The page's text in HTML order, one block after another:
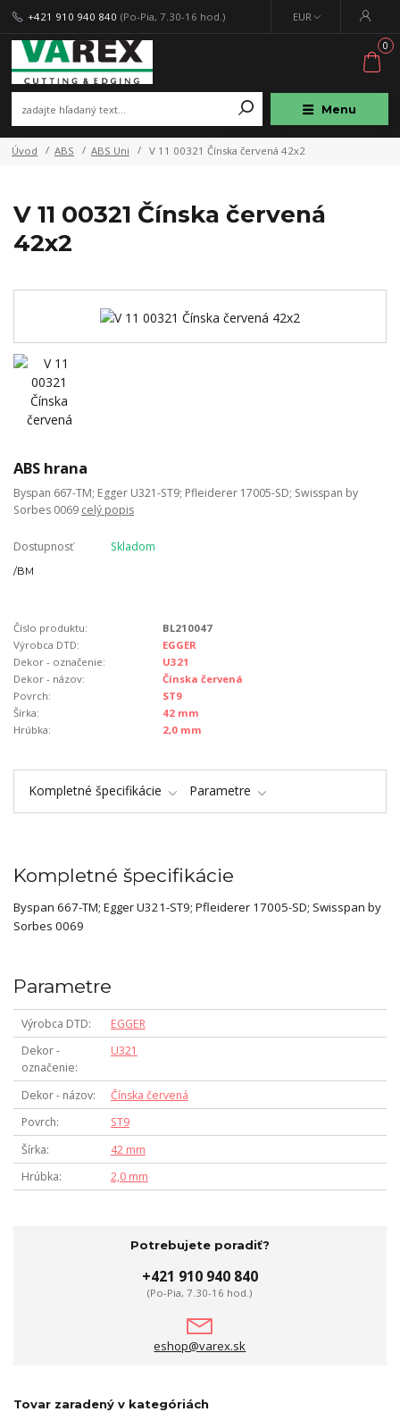
Menu
EUR
+421 910 940 840 (Po-Pia, 7.30-16 hod.)
0
Úvod ABS ABS Uni V 11 00321 Čínska červená 42x2
V 11 00321 Čínska červená
42x2
ABS hrana
Byspan 667-TM; Egger U321-ST9; Pfleiderer 17005-SD; Swisspan by
Sorbes 0069 celý popis
Dostupnosť Skladom
/BM
Číslo produktu:
BL210047
Výrobca DTD:
EGGER
Dekor - označenie:
U321
Dekor - názov:
Čínska červená
Povrch:
ST9
Šírka:
42 mm
Hrúbka:
2,0 mm
Kompletné špecifikácie Parametre
Kompletné špecifikácie
Byspan 667-TM; Egger U321-ST9; Pfleiderer 17005-SD; Swisspan by
Sorbes 0069
Parametre
Výrobca DTD
EGGER
Dekor -
označenie
U321
Dekor - názov
Čínska červená
Povrch
ST9
Šírka
42 mm
Hrúbka
2,0 mm
Potrebujete poradiť?
+421 910 940 840
(Po-Pia, 7.30-16 hod.)
eshop@varex.sk
Tovar zaradený v kategóriách